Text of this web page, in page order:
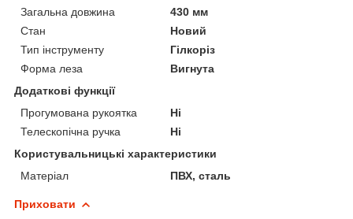
Загальна довжина
430 мм
Стан
Новий
Тип інструменту
Гілкоріз
Форма леза
Вигнута
Додаткові функції
Прогумована рукоятка
Ні
Телескопічна ручка
Ні
Користувальницькі характеристики
Матеріал
ПВХ, сталь
Приховати